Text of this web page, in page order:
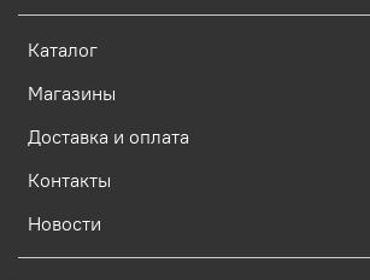
Каталог
Магазины
Доставка и оплата
Контакты
Новости